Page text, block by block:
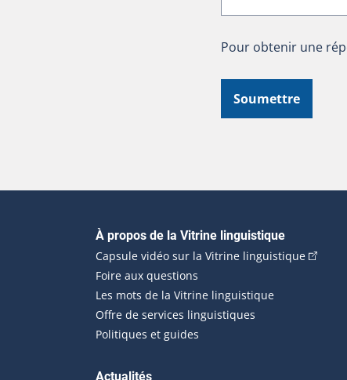
Pour obtenir une
Soumettre
Navigation principale
À propos de la Vitrine linguistique
Capsule vidéo sur la Vitrine linguistique(Cet
Foire aux questions
Les mots de la Vitrine linguistique
Offre de services linguistiques
Politiques et guides
Actualités